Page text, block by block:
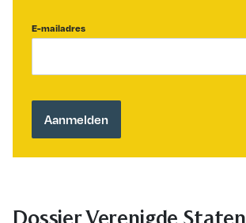
E-mailadres
Dossier Verenigde Staten